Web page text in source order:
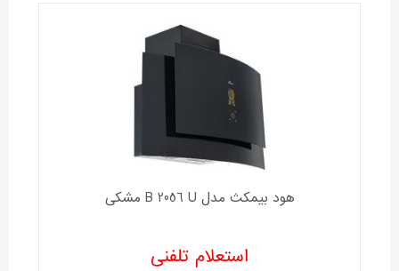
هود بیمکث مدل B 2056 U مشکی
استعلام تلفنی